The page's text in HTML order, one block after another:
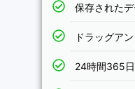
保存された
ドラッグア
24時間365